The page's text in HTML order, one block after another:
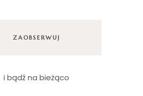
ZAOBSERWUJ
i bądź na bieżąco